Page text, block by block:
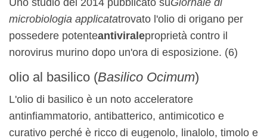
Uno studio del 2014 pubblicato suGiornale di
microbiologia applicatatrovato l'olio di origano per
possedere potenteantiviraleproprietà contro il
norovirus murino dopo un'ora di esposizione. (6)
olio al basilico (Basilico Ocimum)
L'olio di basilico è un noto acceleratore
antinfiammatorio, antibatterico, antimicotico e
curativo perché è ricco di eugenolo, linalolo, timolo e